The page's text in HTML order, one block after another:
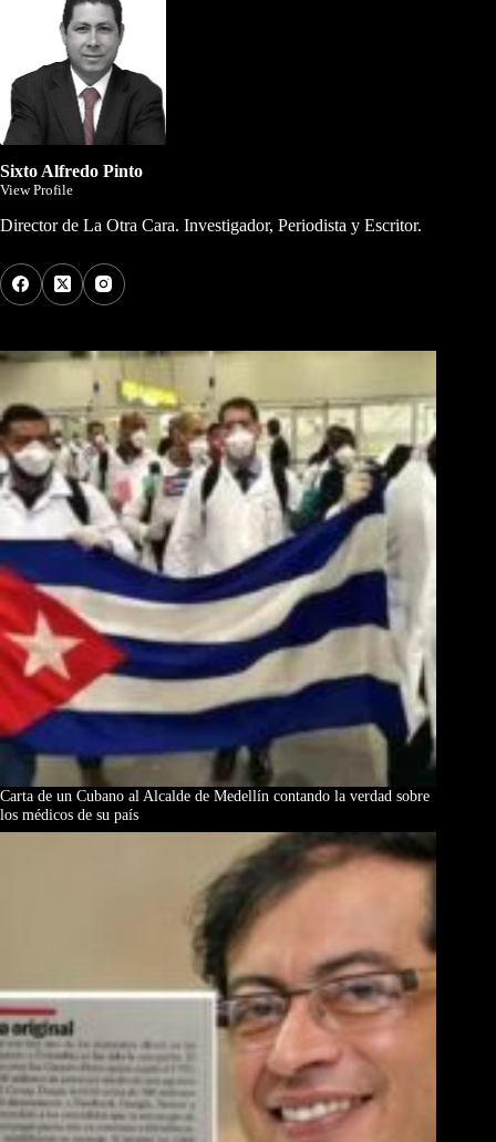
Sixto Alfredo Pinto
View Profile
Director de La Otra Cara. Investigador, Periodista y Escritor.
Carta de un Cubano al Alcalde de Medellín contando la verdad sobre
los médicos de su país